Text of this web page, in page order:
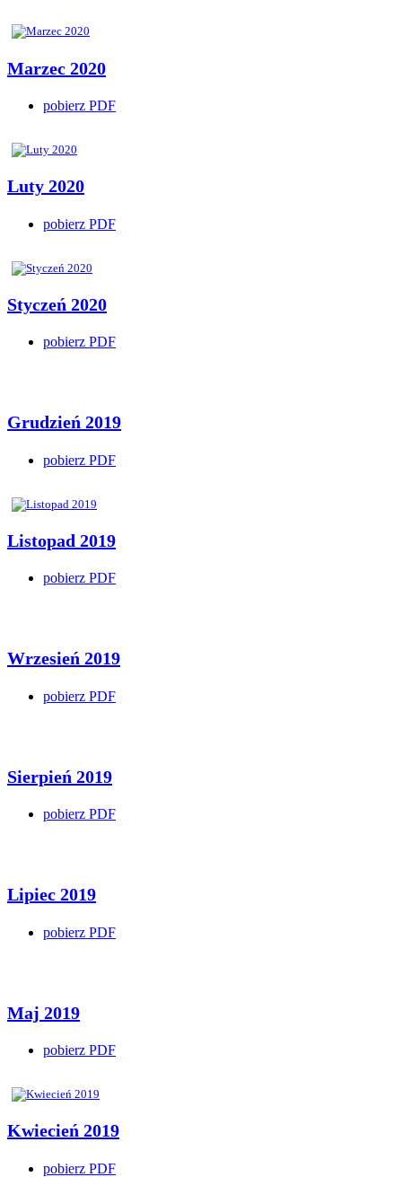
Marzec 2020
pobierz PDF
Luty 2020
pobierz PDF
Styczeń 2020
pobierz PDF
Grudzień 2019
pobierz PDF
Listopad 2019
pobierz PDF
Wrzesień 2019
pobierz PDF
Sierpień 2019
pobierz PDF
Lipiec 2019
pobierz PDF
Maj 2019
pobierz PDF
Kwiecień 2019
pobierz PDF